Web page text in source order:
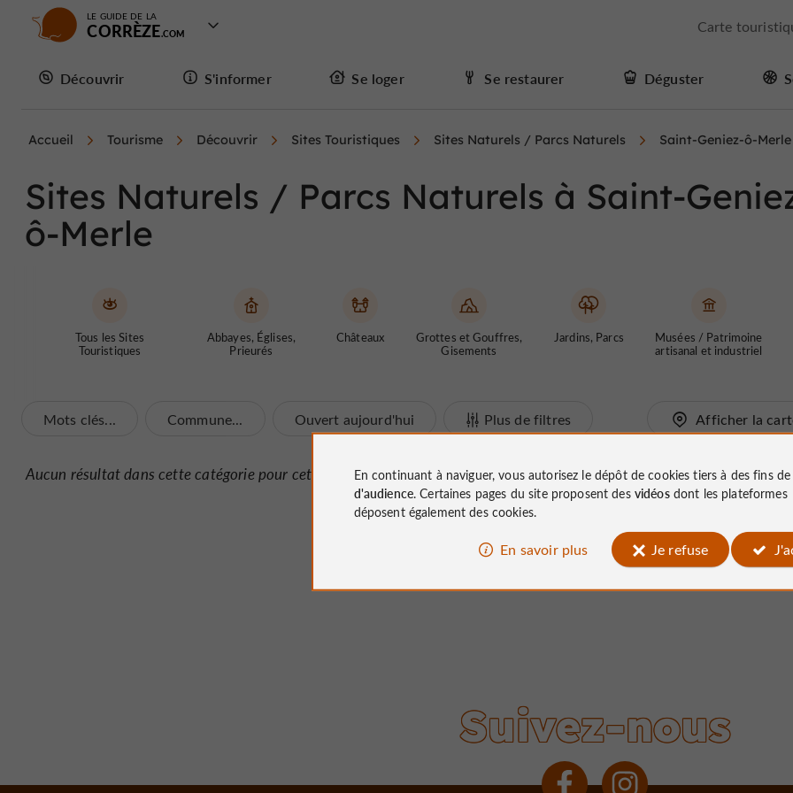
LE GUIDE DE LA
CORRÈZE Carte
Découvrir S'informer Se loger Se restaurer Déguster
Accueil Tourisme Découvrir Sites Touristiques Sites Naturels / Parcs Naturels Saint-Geniez-ô-Merle
Sites Naturels / Parcs Naturels à Saint-
ô-Merle
Tous les Sites
Touristiques
Abbayes, Églises,
Prieurés
Châteaux
Grottes et Gouffres,
Gisements
Jardins, Parcs
Musées / Patrimoine
artisanal et industriel
Mots clés... Commune... Ouvert aujourd'hui Plus de filtres Afficher la
Aucun résultat dans cette catégorie pour cette commune pour le moment...
Suivez-nous
En continuant à naviguer, vous autorisez le dépôt de cookies tiers à des fins de
d'audience. Certaines pages du site proposent des vidéosdont les plateformes
déposent également des cookies.
En savoir plus Je refuse